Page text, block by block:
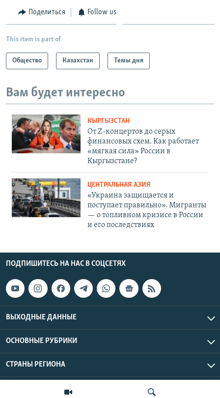
Поделиться Follow us
This item is part of
Общество Казахстан Темы дня
Вам будет интересно
КЫРГЫЗСТАН
От Z-концертов до серых
финансовых схем. Как работает
«мягкая сила» России в
Кыргызстане?
ЦЕНТРАЛЬНАЯ АЗИЯ
«Украина защищается и
поступает правильно». Мигранты
— о топливном кризисе в России
и его последствиях
ПОДПИШИТЕСЬ НА НАС В СОЦСЕТЯХ
ВЫХОДНЫЕ ДАННЫЕ
ОСНОВНЫЕ РУБРИКИ
СТРАНЫ РЕГИОНА
Азаттык Азия © 2026 RFE/RL, Inc. | Все права защищены.